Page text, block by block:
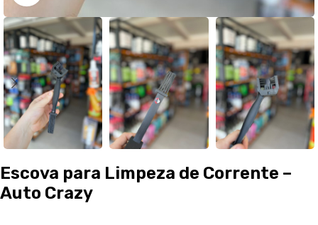
Escova para Limpeza de Corrente –
Auto Crazy